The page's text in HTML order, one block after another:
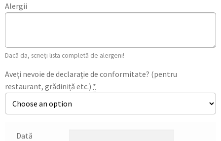
Alergii
Dacă da, scrieți lista completă de alergeni!
Aveți nevoie de declarație de conformitate? (pentru
restaurant, grădiniță etc.) *
Dată